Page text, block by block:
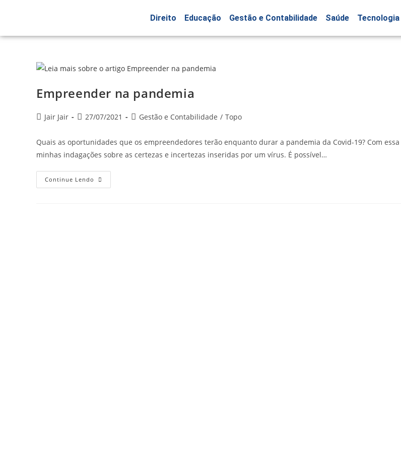
Direito Educação Gestão e Contabilidade Saúde Tecnologia
Empreender na pandemia
Jair Jair 27/07/2021 Gestão e Contabilidade / Topo
Quais as oportunidades que os empreendedores terão enquanto durar a pandemia da Covid-19? Com
minhas indagações sobre as certezas e incertezas inseridas por um vírus. É possível…
Continue Lendo